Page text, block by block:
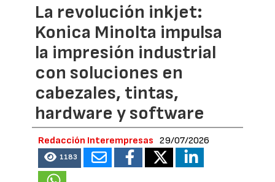
La revolución inkjet:
Konica Minolta impulsa
la impresión industrial
con soluciones en
cabezales, tintas,
hardware y software
Redacción Interempresas 29/07/2026
1183